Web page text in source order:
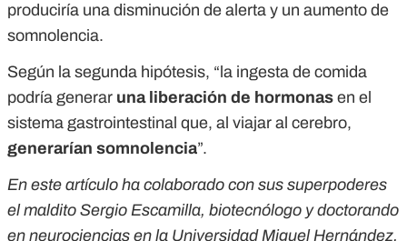
produciría una disminución de alerta y un aumento de
somnolencia.
Según la segunda hipótesis, “la ingesta de comida
podría generar una liberación de hormonas en el
sistema gastrointestinal que, al viajar al cerebro,
generarían somnolencia”.
En este artículo ha colaborado con sus superpoderes
el maldito Sergio Escamilla, biotecnólogo y doctorando
en neurociencias en la Universidad Miguel Hernández.